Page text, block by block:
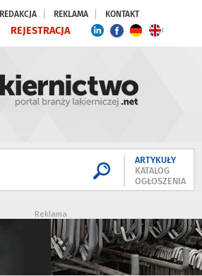
REDAKCJA REKLAMA KONTAKT
REJESTRACJA
ARTYKUŁY
KATALOG
OGŁOSZENIA
Reklama